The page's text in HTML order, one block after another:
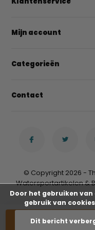
+
Mijn account
Categorieën
Contact
© Copyright 2026 -
Watersportartikelen &
Door het gebruiken
gebruik van
Dit bericht